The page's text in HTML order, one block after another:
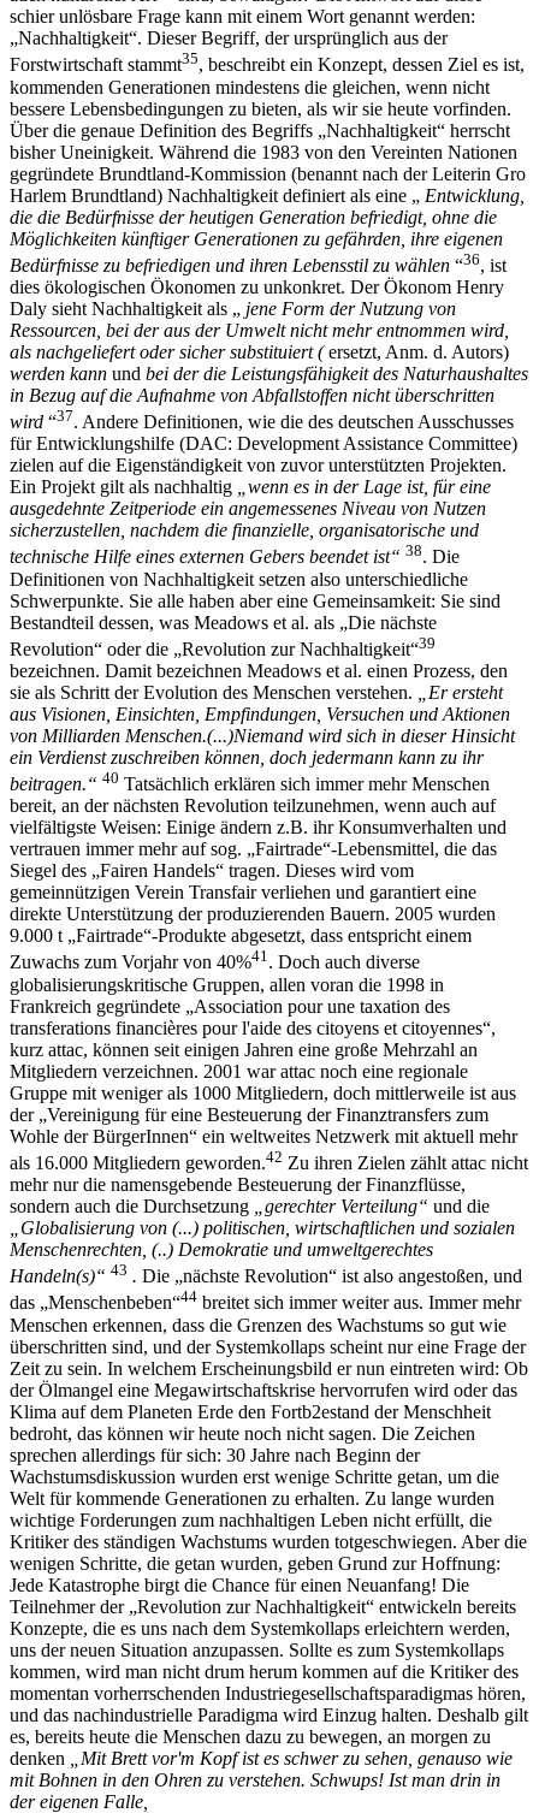
schier unlösbare Frage kann mit einem Wort genannt werden:
„Nachhaltigkeit“. Dieser Begriff, der ursprünglich aus der
Forstwirtschaft stammt35, beschreibt ein Konzept, dessen Ziel es ist,
kommenden Generationen mindestens die gleichen, wenn nicht
bessere Lebensbedingungen zu bieten, als wir sie heute vorfinden.
Über die genaue Definition des Begriffs „Nachhaltigkeit“ herrscht
bisher Uneinigkeit. Während die 1983 von den Vereinten Nationen
gegründete Brundtland-Kommission (benannt nach der Leiterin Gro
Harlem Brundtland) Nachhaltigkeit definiert als eine „ Entwicklung,
die die Bedürfnisse der heutigen Generation befriedigt, ohne die
Möglichkeiten künftiger Generationen zu gefährden, ihre eigenen
Bedürfnisse zu befriedigen und ihren Lebensstil zu wählen “36, ist
dies ökologischen Ökonomen zu unkonkret. Der Ökonom Henry
Daly sieht Nachhaltigkeit als „ jene Form der Nutzung von
Ressourcen, bei der aus der Umwelt nicht mehr entnommen wird,
als nachgeliefert oder sicher substituiert (ersetzt, Anm. d. Autors)
werden kann und bei der die Leistungsfähigkeit des Naturhaushaltes
in Bezug auf die Aufnahme von Abfallstoffen nicht überschritten
wird “37. Andere Definitionen, wie die des deutschen Ausschusses
für Entwicklungshilfe (DAC: Development Assistance Committee)
zielen auf die Eigenständigkeit von zuvor unterstützten Projekten.
Ein Projekt gilt als nachhaltig „wenn es in der Lage ist, für eine
ausgedehnte Zeitperiode ein angemessenes Niveau von Nutzen
sicherzustellen, nachdem die finanzielle, organisatorische und
technische Hilfe eines externen Gebers beendet ist“ 38. Die
Definitionen von Nachhaltigkeit setzen also unterschiedliche
Schwerpunkte. Sie alle haben aber eine Gemeinsamkeit: Sie sind
Bestandteil dessen, was Meadows et al. als „Die nächste
Revolution“ oder die „Revolution zur Nachhaltigkeit“39
bezeichnen. Damit bezeichnen Meadows et al. einen Prozess, den
sie als Schritt der Evolution des Menschen verstehen.
„Er ersteht
aus Visionen, Einsichten, Empfindungen, Versuchen und Aktionen
von Milliarden Menschen.(...)Niemand wird sich in dieser Hinsicht
ein Verdienst zuschreiben können, doch jedermann kann zu ihr
beitragen.“ 40 Tatsächlich erklären sich immer mehr Menschen
bereit, an der nächsten Revolution teilzunehmen, wenn auch auf
vielfältigste Weisen: Einige ändern z.B. ihr Konsumverhalten und
vertrauen immer mehr auf sog. „Fairtrade“-Lebensmittel, die das
Siegel des „Fairen Handels“ tragen. Dieses wird vom
gemeinnützigen Verein Transfair verliehen und garantiert eine
direkte Unterstützung der produzierenden Bauern. 2005 wurden
9.000 t „Fairtrade“-Produkte abgesetzt, dass entspricht einem
Zuwachs zum Vorjahr von 40%41. Doch auch diverse
globalisierungskritische Gruppen, allen voran die 1998 in
Frankreich gegründete „Association pour une taxation des
transferations financières pour l'aide des citoyens et citoyennes“,
kurz attac, können seit einigen Jahren eine große Mehrzahl an
Mitgliedern verzeichnen. 2001 war attac noch eine regionale
Gruppe mit weniger als 1000 Mitgliedern, doch mittlerweile ist aus
der „Vereinigung für eine Besteuerung der Finanztransfers zum
Wohle der BürgerInnen“ ein weltweites Netzwerk mit aktuell mehr
als 16.000 Mitgliedern geworden.42 Zu ihren Zielen zählt attac nicht
mehr nur die namensgebende Besteuerung der Finanzflüsse,
sondern auch die Durchsetzung
„gerechter Verteilung“ und die
„Globalisierung von (...) politischen, wirtschaftlichen und sozialen
Menschenrechten, (..) Demokratie und umweltgerechtes
Handeln(s)“ 43 . Die „nächste Revolution“ ist also angestoßen, und
das „Menschenbeben“44 breitet sich immer weiter aus. Immer mehr
Menschen erkennen, dass die Grenzen des Wachstums so gut wie
überschritten sind, und der Systemkollaps scheint nur eine Frage der
Zeit zu sein. In welchem Erscheinungsbild er nun eintreten wird: Ob
der Ölmangel eine Megawirtschaftskrise hervorrufen wird oder das
Klima auf dem Planeten Erde den Fortb2estand der Menschheit
bedroht, das können wir heute noch nicht sagen. Die Zeichen
sprechen allerdings für sich: 30 Jahre nach Beginn der
Wachstumsdiskussion wurden erst wenige Schritte getan, um die
Welt für kommende Generationen zu erhalten. Zu lange wurden
wichtige Forderungen zum nachhaltigen Leben nicht erfüllt, die
Kritiker des ständigen Wachstums wurden totgeschwiegen. Aber die
wenigen Schritte, die getan wurden, geben Grund zur Hoffnung:
Jede Katastrophe birgt die Chance für einen Neuanfang! Die
Teilnehmer der „Revolution zur Nachhaltigkeit“ entwickeln bereits
Konzepte, die es uns nach dem Systemkollaps erleichtern werden,
uns der neuen Situation anzupassen. Sollte es zum Systemkollaps
kommen, wird man nicht drum herum kommen auf die Kritiker des
momentan vorherrschenden Industriegesellschaftsparadigmas hören,
und das nachindustrielle Paradigma wird Einzug halten. Deshalb gilt
es, bereits heute die Menschen dazu zu bewegen, an morgen zu
denken
„Mit Brett vor'm Kopf ist es schwer zu sehen, genauso wie
mit Bohnen in den Ohren zu verstehen. Schwups! Ist man drin in
der eigenen Falle,